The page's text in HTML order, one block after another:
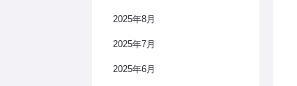
2025年8月
2025年7月
2025年6月